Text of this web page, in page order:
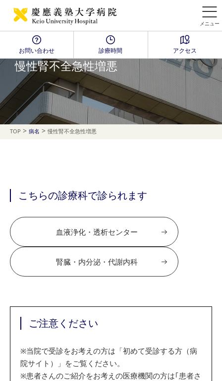
メニュー
お問い合わせ 診療時間 アクセス
Disease Name Search
慢性腎不全急性増悪
TOP > 病名 > 慢性腎不全急性増悪
こちらの診療科で診られます
血液浄化・透析センター
腎臓・内分泌・代謝内科
ご注意ください
※当院で受診をお考えの方は「初めて受診する方（病
院サイト）」をご覧ください。
※患者さんのご紹介をお考えの医療機関の方は｢患者さ